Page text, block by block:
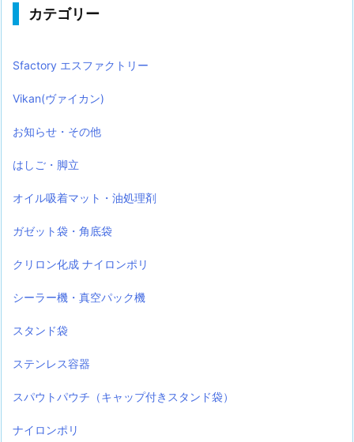
カテゴリー
Sfactory エスファクトリー
Vikan(ヴァイカン)
お知らせ・その他
はしご・脚立
オイル吸着マット・油処理剤
ガゼット袋・角底袋
クリロン化成 ナイロンポリ
シーラー機・真空パック機
スタンド袋
ステンレス容器
スパウトパウチ（キャップ付きスタンド袋）
ナイロンポリ